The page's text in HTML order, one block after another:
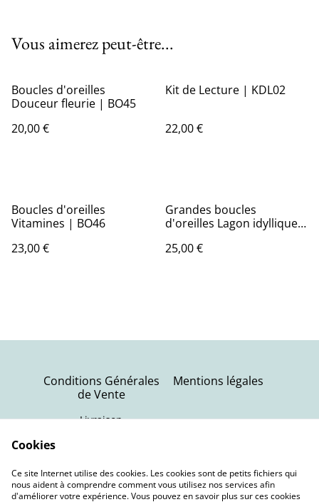
Vous aimerez peut-être...
Boucles d'oreilles
Douceur fleurie | BO45
20,00 €
Kit de Lecture | KDL02
22,00 €
Boucles d'oreilles
Vitamines | BO46
23,00 €
Grandes boucles
d'oreilles Lagon idyllique |
25,00 €
Conditions Générales
de Vente
Livraison
Mentions légales
Politique de cookies
Cookies
Ce site Internet utilise des cookies. Les cookies sont de petits fichiers qui
nous aident à comprendre comment vous utilisez nos services afin
d'améliorer votre expérience. Vous pouvez en savoir plus sur ces cookies